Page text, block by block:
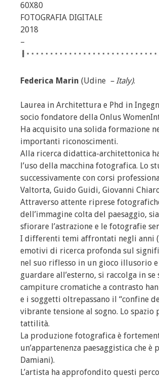
60X80
FOTOGRAFIA DIGITALE
2018
–
Federica Marin (Udine – Italy).
Laurea in Architettura e Phd in
socio fondatore della Onlus
Ha acquisito una solida formazione
importanti riconoscimenti.
Alla ricerca didattica-architettonica
l’uso della macchina fotografica. Lo
successivamente con corsi
Valtorta, Guido Guidi, Giovanni
Attraverso attente riprese
dell’immagine colta del paesaggio,
sfiorare l’astrazione e le fotografie
I differenti temi affrontati negli anni
emotivi di ricerca profonda sul
nel suo riflesso in un gioco illusorio
guardare all’esterno, si raccolga in
campiture cromatiche a contrasto
e i soggetti oltrepassano il “confine
vibrante tensione al sogno. Lo
tattilità.
La produzione fotografica è
un’appartenenza paesaggistica che
Damiani).
L’artista ha approfondito questi